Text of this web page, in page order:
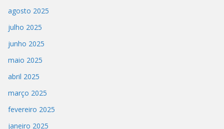
agosto 2025
julho 2025
junho 2025
maio 2025
abril 2025
março 2025
fevereiro 2025
janeiro 2025